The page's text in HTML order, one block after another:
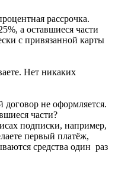
рассрочка.
%, а оставшиеся части
с привязанной карты
Нет никаких
не оформляется.
части?
подписки, например,
первый платёж,
средства один раз